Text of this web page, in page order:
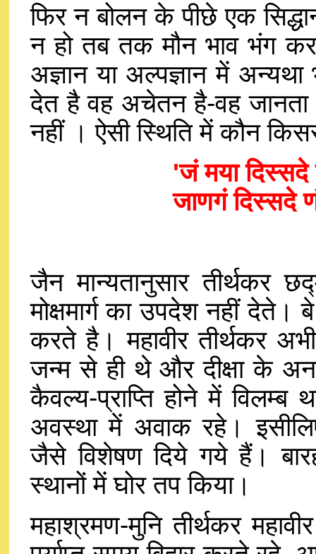
फिर न बोलन के पीछे एक
न हो तब तक मौन भाव भंग
अज्ञान या अल्पज्ञान में
देत है वह अचेतन है-वह जानता
नहीं । ऐसी स्थिति में कौन
'जं मया दिस्सदे
जाणगं दिस्सदे
जैन मान्यतानुसार तीर्थकर
मोक्षमार्ग का उपदेश नहीं देते।
करते है। महावीर तीर्थकर
जन्म से ही थे और दीक्षा के
कैवल्य-प्राप्ति होने में विलम्ब
अवस्था में अवाक रहे।
जैसे विशेषण दिये गये हैं।
स्थानों में घोर तप किया।
महाश्रमण-मुनि तीर्थकर